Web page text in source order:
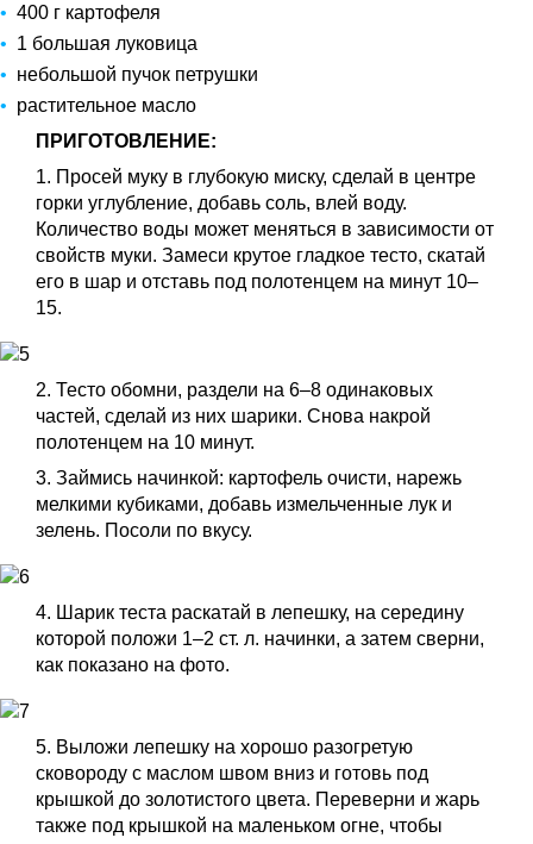
400 г картофеля
1 большая луковица
небольшой пучок петрушки
растительное масло
ПРИГОТОВЛЕНИЕ:
1. Просей муку в глубокую миску, сделай в центре
горки углубление, добавь соль, влей воду.
Количество воды может меняться в зависимости от
свойств муки. Замеси крутое гладкое тесто, скатай
его в шар и отставь под полотенцем на минут 10–
15.
2. Тесто обомни, раздели на 6–8 одинаковых
частей, сделай из них шарики. Снова накрой
полотенцем на 10 минут.
3. Займись начинкой: картофель очисти, нарежь
мелкими кубиками, добавь измельченные лук и
зелень. Посоли по вкусу.
4. Шарик теста раскатай в лепешку, на середину
которой положи 1–2 ст. л. начинки, а затем сверни,
как показано на фото.
5. Выложи лепешку на хорошо разогретую
сковороду с маслом швом вниз и готовь под
крышкой до золотистого цвета. Переверни и жарь
также под крышкой на маленьком огне, чтобы